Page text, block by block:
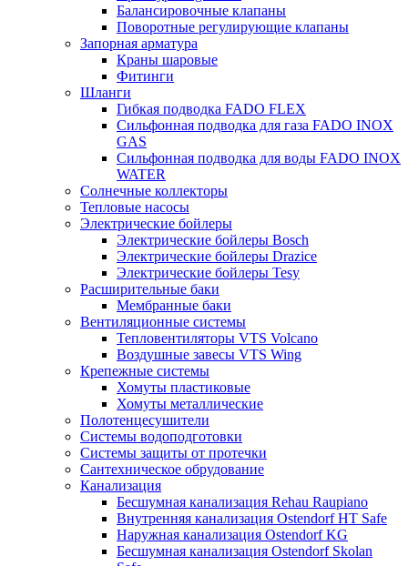
Балансировочные клапаны
Поворотные регулирующие клапаны
Запорная арматура
Краны шаровые
Фитинги
Шланги
Гибкая подводка FADO FLEX
Сильфонная подводка для газа FADO INOX
GAS
Сильфонная подводка для воды FADO INOX
WATER
Солнечные коллекторы
Тепловые насосы
Электрические бойлеры
Электрические бойлеры Bosch
Электрические бойлеры Drazice
Электрические бойлеры Tesy
Расширительные баки
Мембранные баки
Вентиляционные системы
Тепловентиляторы VTS Volcano
Воздушные завесы VTS Wing
Крепежные системы
Хомуты пластиковые
Хомуты металлические
Полотенцесушители
Системы водоподготовки
Системы защиты от протечки
Сантехническое обрудование
Канализация
Бесшумная канализация Rehau Raupiano
Внутренняя канализация Ostendorf HT Safe
Наружная канализация Ostendorf KG
Бесшумная канализация Ostendorf Skolan